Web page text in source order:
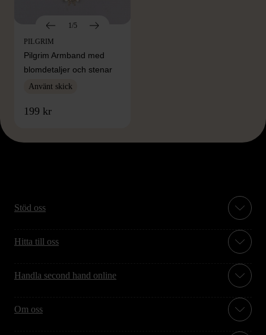
1/5
PILGRIM
Pilgrim Armband med
blomdetaljer och stenar
Använt skick
199 kr
Stöd oss
Hitta till oss
Handla second hand online
Om oss